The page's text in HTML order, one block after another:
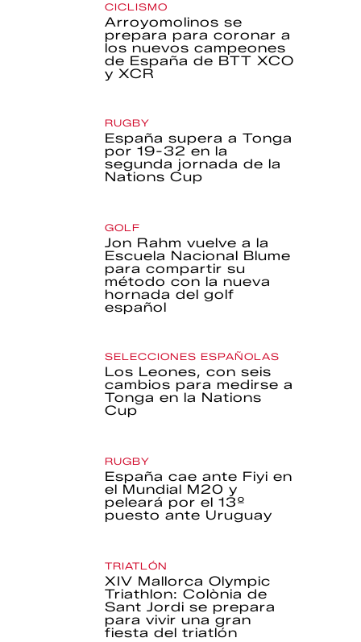
CICLISMO
Arroyomolinos se
prepara para coronar a
los nuevos campeones
de España de BTT XCO
y XCR
RUGBY
España supera a Tonga
por 19-32 en la
segunda jornada de la
Nations Cup
GOLF
Jon Rahm vuelve a la
Escuela Nacional Blume
para compartir su
método con la nueva
hornada del golf
español
SELECCIONES ESPAÑOLAS
Los Leones, con seis
cambios para medirse a
Tonga en la Nations
Cup
RUGBY
España cae ante Fiyi en
el Mundial M20 y
peleará por el 13º
puesto ante Uruguay
TRIATLÓN
XIV Mallorca Olympic
Triathlon: Colònia de
Sant Jordi se prepara
para vivir una gran
fiesta del triatlón